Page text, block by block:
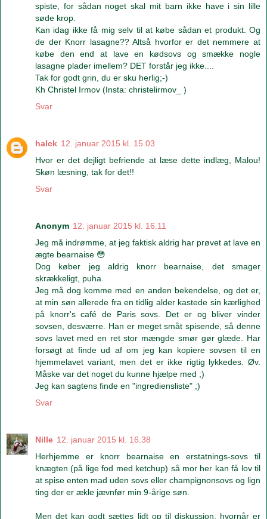
spiste, for sådan noget skal mit barn ikke have i sin lille
søde krop.
Kan idag ikke få mig selv til at købe sådan et produkt. Og
de der Knorr lasagne?? Altså hvorfor er det nemmere at
købe den end at lave en kødsovs og smække nogle
lasagne plader imellem? DET forstår jeg ikke....
Tak for godt grin, du er sku herlig;-)
Kh Christel Irmov (Insta: christelirmov_ )
Svar
halck 12. januar 2015 kl. 15.03
Hvor er det dejligt befriende at læse dette indlæg, Malou!
Skøn læsning, tak for det!!
Svar
Anonym 12. januar 2015 kl. 16.11
Jeg må indrømme, at jeg faktisk aldrig har prøvet at lave en
ægte bearnaise 😳
Dog køber jeg aldrig knorr bearnaise, det smager
skrækkeligt, puha.
Jeg må dog komme med en anden bekendelse, og det er,
at min søn allerede fra en tidlig alder kastede sin kærlighed
på knorr's café de Paris sovs. Det er og bliver vinder
sovsen, desværre. Han er meget småt spisende, så denne
sovs lavet med en ret stor mængde smør gør glæde. Har
forsøgt at finde ud af om jeg kan kopiere sovsen til en
hjemmelavet variant, men det er ikke rigtig lykkedes. Øv.
Måske var det noget du kunne hjælpe med ;)
Jeg kan sagtens finde en "ingrediensliste" ;)
Svar
Nille 12. januar 2015 kl. 16.38
Herhjemme er knorr bearnaise en erstatnings-sovs til
knægten (på lige fod med ketchup) så mor her kan få lov til
at spise enten mad uden sovs eller champignonsovs og lign
ting der er ækle jævnfør min 9-årige søn.
Men det kan godt sættes lidt op til diskussion, hvornår er